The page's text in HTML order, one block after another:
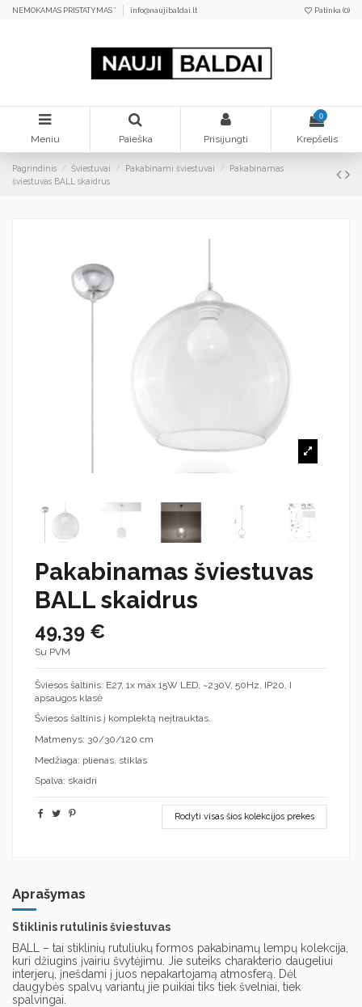
NEMOKAMAS PRISTATYMAS * info@naujibaldai.lt Patinka (0)
Meniu Paieška Prisijungti
0
Krepšelis
Pagrindinis Šviestuvai Pakabinami šviestuvai
Pakabinamas
šviestuvas BALL skaidrus
Pakabinamas šviestuvas
BALL skaidrus
49,39 €
Su PVM
Šviesos šaltinis: E27, 1x max 15W LED, ~230V, 50Hz, IP20, I
apsaugos klasė
Šviesos šaltinis į komplektą neįtrauktas.
Matmenys: 30/30/120 cm
Medžiaga: plienas, stiklas
Spalva: skaidri
Rodyti visas šios kolekcijos prekes
Aprašymas
Stiklinis rutulinis šviestuvas
BALL – tai stiklinių rutuliukų formos pakabinamų lempų kolekcija,
kuri džiugins įvairiu švytėjimu. Jie suteiks charakterio daugeliui
interjerų, įnešdami į juos nepakartojamą atmosferą. Dėl
daugybės spalvų variantų jie puikiai tiks tiek švelniai, tiek
spalvingai.